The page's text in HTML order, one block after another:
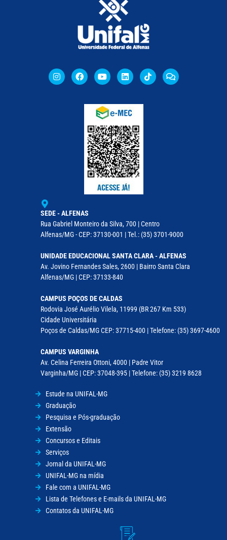
SEDE - ALFENAS
Rua Gabriel Monteiro da Silva, 700 | Centro
Alfenas/MG - CEP: 37130-001 | Tel.: (35) 3701-9000
UNIDADE EDUCACIONAL SANTA CLARA - ALFENAS
Av. Jovino Fernandes Sales, 2600 | Bairro Santa Clara
Alfenas/MG | CEP: 37133-840
CAMPUS POÇOS DE CALDAS
Rodovia José Aurélio Vilela, 11999 (BR 267 Km 533)
Cidade Universitária
Poços de Caldas/MG CEP: 37715-400 | Telefone: (35) 3697-4600
CAMPUS VARGINHA
Av. Celina Ferreira Ottoni, 4000 | Padre Vitor
Varginha/MG | CEP: 37048-395 | Telefone: (35) 3219 8628
Estude na UNIFAL-MG
Graduação
Pesquisa e Pós-graduação
Extensão
Concursos e Editais
Serviços
Jornal da UNIFAL-MG
UNIFAL-MG na mídia
Fale com a UNIFAL-MG
Lista de Telefones e E-mails da UNIFAL-MG
Contatos da UNIFAL-MG